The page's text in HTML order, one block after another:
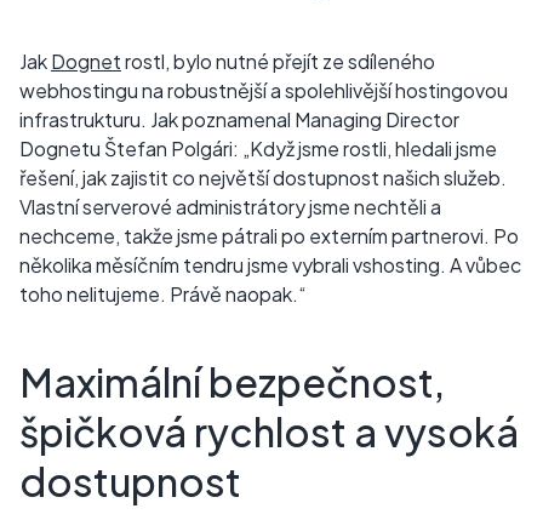
JakDognetrostl, bylo nutné přejít ze sdíleného
webhostingu na robustnější a spolehlivější hostingovou
infrastrukturu. Jak poznamenal Managing Director
Dognetu Štefan Polgári: „Když jsme rostli, hledali jsme
řešení, jak zajistit co největší dostupnost našich služeb.
Vlastní serverové administrátory jsme nechtěli a
nechceme, takže jsme pátrali po externím partnerovi. Po
několika měsíčním tendru jsme vybrali vshosting. A vůbec
toho nelitujeme. Právě naopak.“
Maximální bezpečnost,
špičková rychlost a vysoká
dostupnost